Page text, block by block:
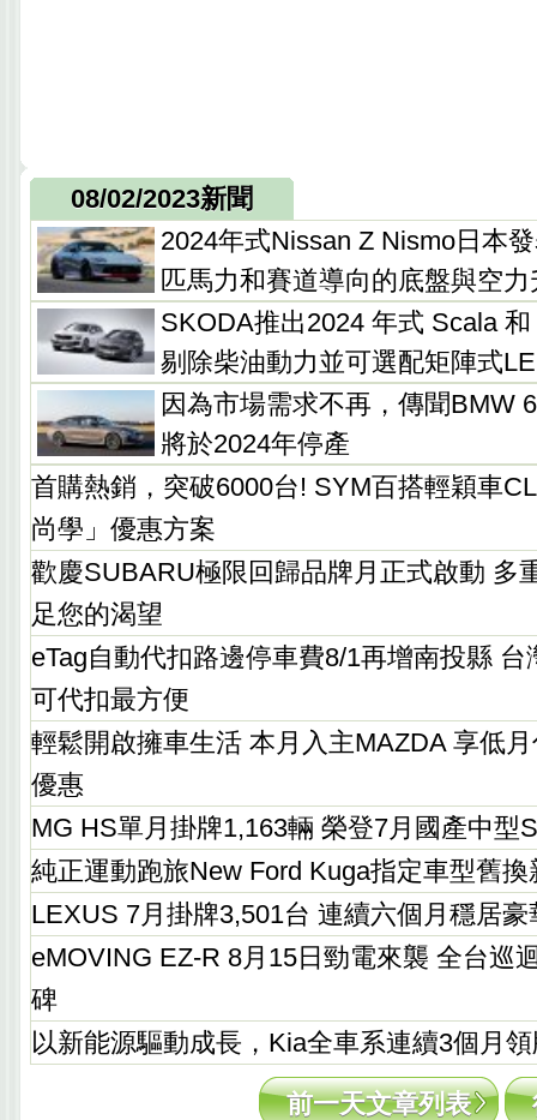
08/02/2023新聞
2024年式Nissan Z Nismo日本
匹馬力和賽道導向的底盤與空力
SKODA推出2024 年式 Scala
剔除柴油動力並可選配矩陣式
因為市場需求不再，傳聞BMW
將於2024年停產
首購熱銷，突破6000台! SYM百搭輕穎車
尚學」優惠方案
歡慶SUBARU極限回歸品牌月正式啟動 多
足您的渴望
eTag自動代扣路邊停車費8/1再增南投縣
可代扣最方便
輕鬆開啟擁車生活 本月入主MAZDA 享低
優惠
MG HS單月掛牌1,163輛 榮登7月國產中型
純正運動跑旅New Ford Kuga指定車型舊
LEXUS 7月掛牌3,501台 連續六個月穩居
eMOVING EZ-R 8月15日勁電來襲 全台巡
碑
以新能源驅動成長，Kia全車系連續3個月
前一天文章列表